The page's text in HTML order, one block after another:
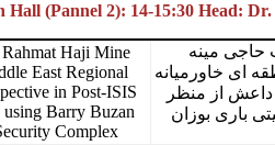
Hannaneh Hall
Dr. Rahmat Haji
Middle East
Perspective in
Era, using Barry
14-14:20